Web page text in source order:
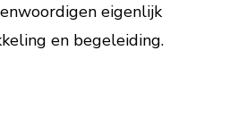
eigenlijk
en begeleiding.